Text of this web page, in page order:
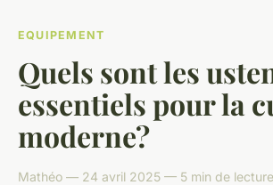
EQUIPEMENT
Quels sont les
essentiels pour la
moderne?
Mathéo — 24 avril 2025 — 5 min de lecture